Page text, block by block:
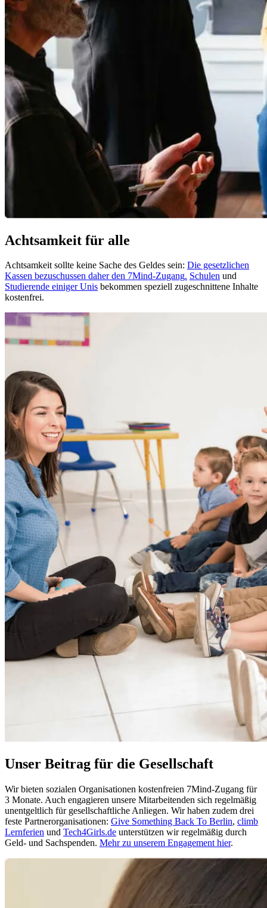
Achtsamkeit für alle
Achtsamkeit sollte keine Sache des Geldes sein: Die gesetzlichen
Kassen bezuschussen daher den 7Mind-Zugang. Schulen und
Studierende einiger Unis bekommen speziell zugeschnittene Inhalte
kostenfrei.
Unser Beitrag für die Gesellschaft
Wir bieten sozialen Organisationen kostenfreien 7Mind-Zugang für
3 Monate. Auch engagieren unsere Mitarbeitenden sich regelmäßig
unentgeltlich für gesellschaftliche Anliegen. Wir haben zudem drei
feste Partnerorganisationen: Give Something Back To Berlin, climb
Lernferien und Tech4Girls.de unterstützen wir regelmäßig durch
Geld- und Sachspenden. Mehr zu unserem Engagement hier.